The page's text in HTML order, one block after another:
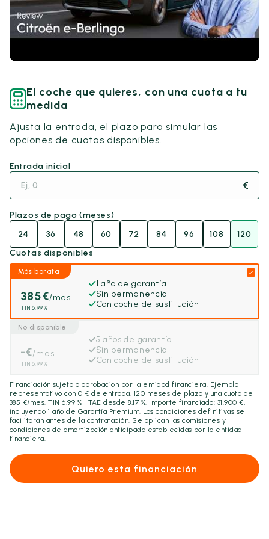
El coche que quieres, con una cuota a tu
medida
Ajusta la entrada, el plazo para simular las
opciones de cuotas disponibles.
Entrada inicial
€
Plazos de pago (meses)
24
36 48 60 72 84 96 108
120
Cuotas disponibles
Más barata
385€/mes
TIN 6,99%
1 año de garantía
Sin permanencia
Con coche de sustitución
No disponible
-€/mes
TIN 6,99%
5 años de garantía
Sin permanencia
Con coche de sustitución
Financiación sujeta a aprobación por la entidad financiera. Ejemplo
representativo con0 € de entrada, 120 meses de plazo y una cuota de
385 €/mes. TIN 6,99 % | TAE desde 8,17 %. Importe financiado: 31.900 €,
incluyendo1 año de Garantía Premium. Las condiciones definitivas se
facilitarán antes de la contratación. Se aplican las comisiones y
condiciones de amortización anticipada establecidas por la entidad
financiera.
Quiero esta financiación